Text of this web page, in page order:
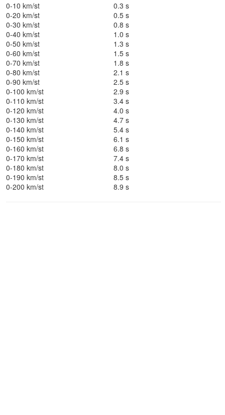
0-10 km/st
0.3 s
0-20 km/st
0.5 s
0-30 km/st
0.8 s
0-40 km/st
1.0 s
0-50 km/st
1.3 s
0-60 km/st
1.5 s
0-70 km/st
1.8 s
0-80 km/st
2.1 s
0-90 km/st
2.5 s
0-100 km/st
2.9 s
0-110 km/st
3.4 s
0-120 km/st
4.0 s
0-130 km/st
4.7 s
0-140 km/st
5.4 s
0-150 km/st
6.1 s
0-160 km/st
6.8 s
0-170 km/st
7.4 s
0-180 km/st
8.0 s
0-190 km/st
8.5 s
0-200 km/st
8.9 s